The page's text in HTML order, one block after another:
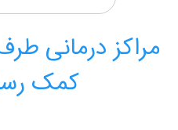
مراکز درمانی
کمک